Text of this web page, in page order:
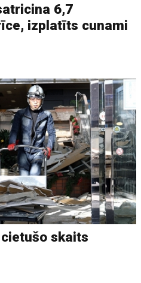
6,7
izplatīts cunami
skaits